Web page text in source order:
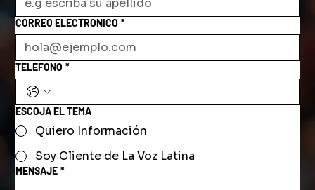
CORREO ELECTRONICO *
TELEFONO *
ESCOJA EL TEMA
Quiero Información
Soy Cliente de La Voz Latina
MENSAJE *